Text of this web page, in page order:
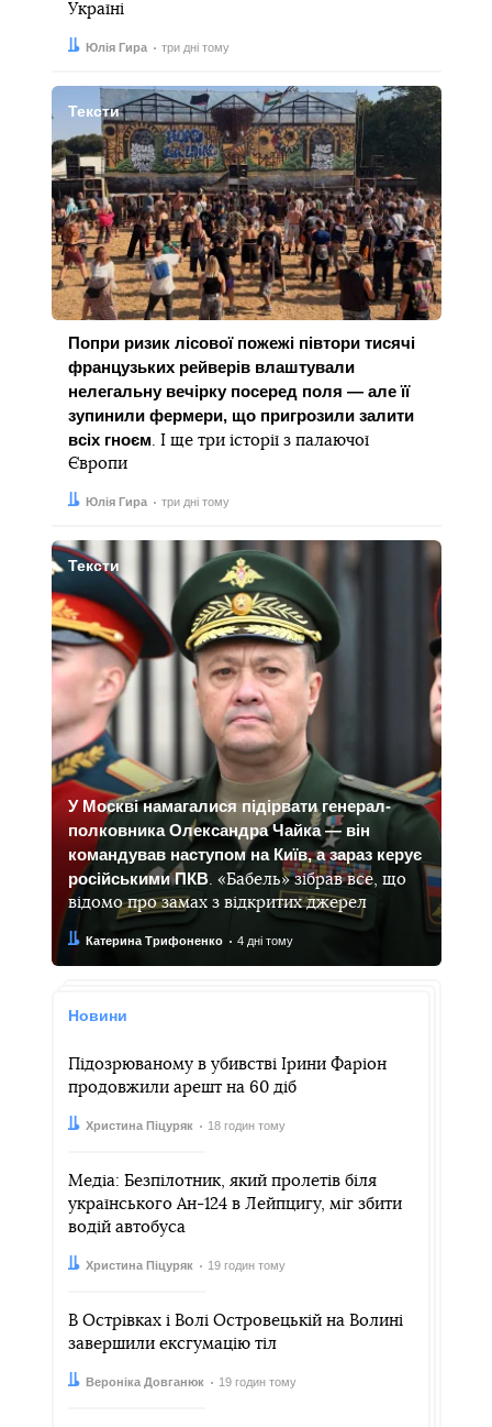
Україні
Автор:
Юлія Гира
Дата: три дні тому
Тексти
Попри ризик лісової пожежі півтори тисячі
французьких рейверів влаштували
нелегальну вечірку посеред поля — але її
зупинили фермери, що пригрозили залити
всіх гноєм. І ще три історії з палаючої
Європи
Автор:
Юлія Гира
Дата: три дні тому
Тексти
У Москві намагалися підірвати генерал-
полковника Олександра Чайка — він
командував наступом на Київ, а зараз керує
російськими ПКВ. «Бабель» зібрав все, що
відомо про замах з відкритих джерел
Автор:
Катерина Трифоненко
Дата: 4 дні тому
Новини
Підозрюваному в убивстві Ірини Фаріон
продовжили арешт на 60 діб
Автор:
Христина Піцуряк
Дата: 18 годин тому
Медіа: Безпілотник, який пролетів біля
українського Ан-124 в Лейпцигу, міг збити
водій автобуса
Автор:
Христина Піцуряк
Дата: 19 годин тому
В Острівках і Волі Островецькій на Волині
завершили ексгумацію тіл
Автор:
Вероніка Довганюк
Дата: 19 годин тому